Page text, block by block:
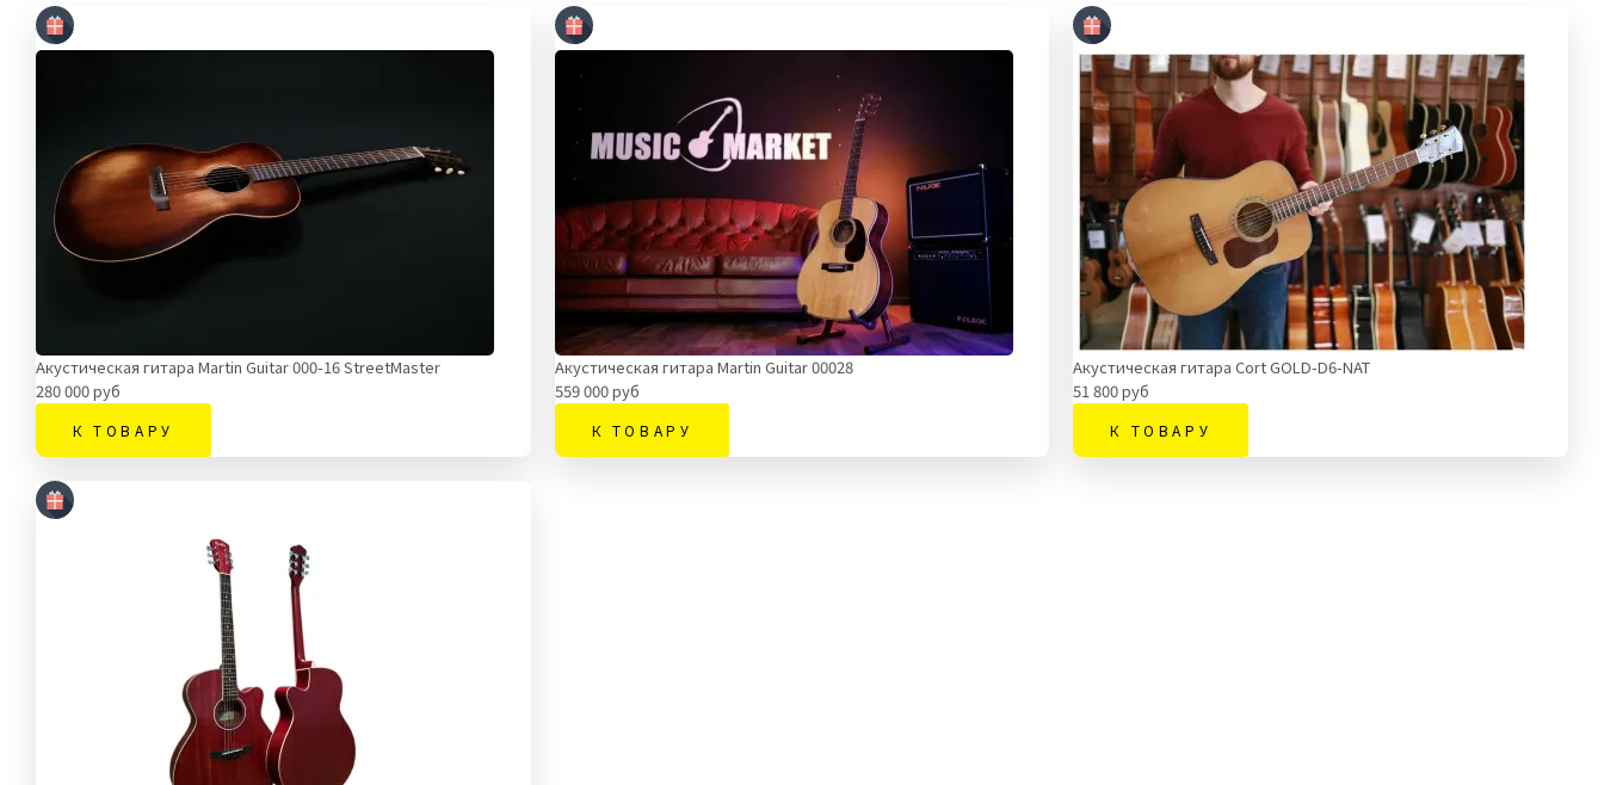
Акустическая гитара Martin Guitar 000-16 StreetMaster
280 000 руб
К ТОВАРУ
Акустическая гитара Martin Guitar 00028
559 000 руб
К ТОВАРУ
Акустическая гитара Cort GOLD-D6-NAT
51 800 руб
К ТОВАРУ